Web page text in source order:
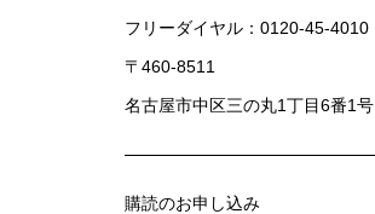
フリーダイヤル： 0120-45-4010
〒460-8511
名古屋市中区三の丸1丁目6番1号
購読のお申し込み